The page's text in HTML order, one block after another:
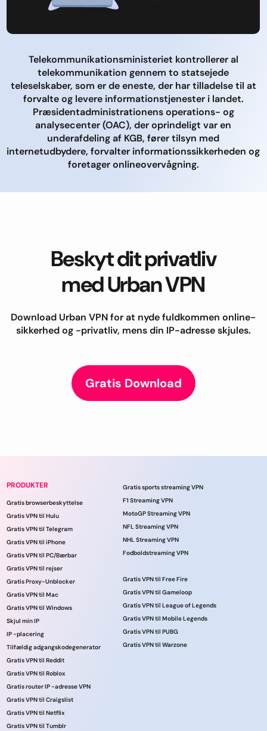
Telekommunikationsministeriet kontrollerer al
telekommunikation gennem to statsejede
teleselskaber, som er de eneste, der har tilladelse til at
forvalte og levere informationstjenester i landet.
Præsidentadministrationens operations- og
analysecenter (OAC), der oprindeligt var en
underafdeling af KGB, fører tilsyn med
internetudbydere, forvalter informationssikkerheden og
foretager onlineovervågning.
Beskyt dit privatliv
med Urban VPN
Download Urban VPN for at nyde fuldkommen online-
sikkerhed og -privatliv, mens din IP-adresse skjules.
Gratis Download
PRODUKTER
Gratis browserbeskyttelse
Gratis VPN til Hulu
Gratis VPN til Telegram
Gratis VPN til iPhone
Gratis VPN til PC/Bærbar
Gratis VPN til rejser
Gratis Proxy-Unblocker
Gratis VPN til Mac
Gratis VPN til Windows
Skjul min IP
IP -placering
Tilfældig adgangskodegenerator
Gratis VPN til Reddit
Gratis VPN til Roblox
Gratis router IP -adresse VPN
Gratis VPN til Craigslist
Gratis VPN til Netflix
Gratis VPN til Tumblr
Gratis sports streaming VPN
F1 Streaming VPN
MotoGP Streaming VPN
NFL Streaming VPN
NHL Streaming VPN
Fodboldstreaming VPN
Gratis VPN til Free Fire
Gratis VPN til Gameloop
Gratis VPN til League of Legends
Gratis VPN til Mobile Legends
Gratis VPN til PUBG
Gratis VPN til Warzone